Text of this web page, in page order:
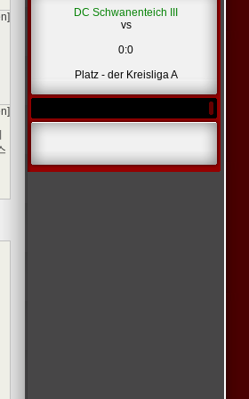
DC Schwanenteich III
vs
0:0
Platz - der Kreisliga A